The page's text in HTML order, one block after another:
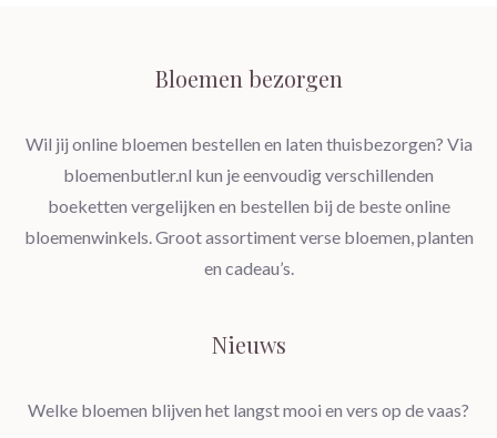
Bloemen bezorgen
Wil jij online bloemen bestellen en laten thuisbezorgen? Via
bloemenbutler.nl kun je eenvoudig verschillenden
boeketten vergelijken en bestellen bij de beste online
bloemenwinkels. Groot assortiment verse bloemen, planten
en cadeau’s.
Nieuws
Welke bloemen blijven het langst mooi en vers op de vaas?